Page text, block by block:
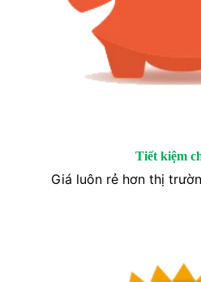
Tiết kiệm
Giá luôn rẻ hơn thị